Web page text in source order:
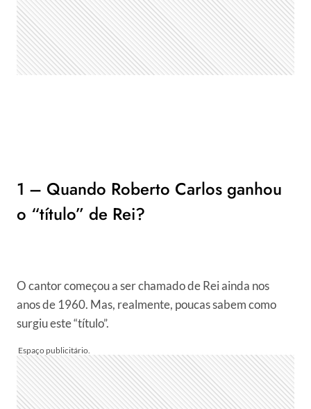
1 – Quando Roberto Carlos ganhou
o “título” de Rei?
O cantor começou a ser chamado de Rei ainda nos
anos de 1960. Mas, realmente, poucas sabem como
surgiu este “título”.